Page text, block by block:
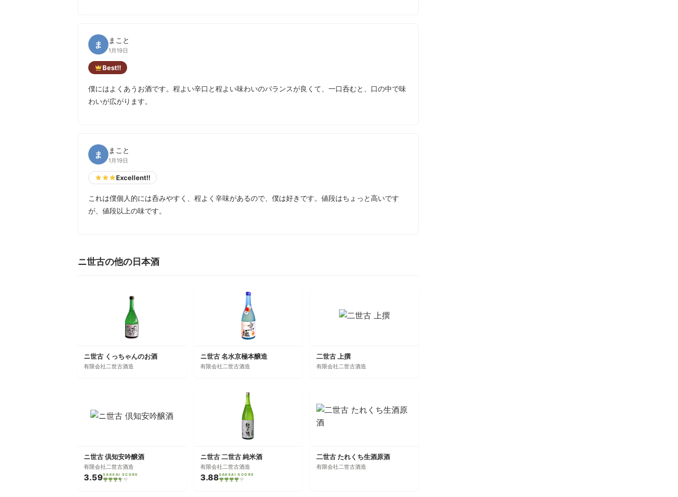
ま まこと
1月19日
Best!!
僕にはよくあうお酒です。程よい辛口と程よい味わいのバランスが良くて、一口呑むと、口の中で味
わいが広がります。
ま まこと
1月19日
Excellent!!
これは僕個人的には呑みやすく、程よく辛味があるので、僕は好きです。値段はちょっと高いです
が、値段以上の味です。
ニ世古の他の日本酒
ニ世古 くっちゃんのお酒
有限会社二世古酒造
ニ世古 名水京極本醸造
有限会社二世古酒造
二世古 上撰
有限会社二世古酒造
ニ世古 倶知安吟醸酒
有限会社二世古酒造
3.59SAKEAI SCORE
ニ世古 二世古 純米酒
有限会社二世古酒造
3.88SAKEAI SCORE
二世古 たれくち生酒原酒
有限会社二世古酒造